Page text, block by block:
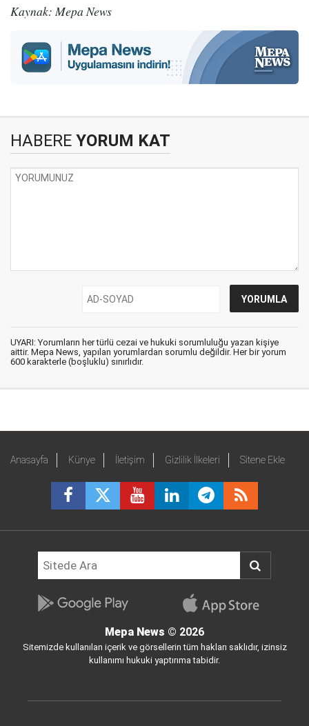
Kaynak: Mepa News
HABERE YORUM KAT
UYARI: Yorumların her türlü cezai ve hukuki sorumluluğu yazan kişiye
aittir. Mepa News, yapılan yorumlardan sorumlu değildir. Her bir yorum
600 karakterle (boşluklu) sınırlıdır.
Anasayfa Künye İletişim Gizlilik İlkeleri Sitene Ekle
Mepa News © 2026
Sitemizde kullanılan içerik ve görsellerin tüm hakları saklıdır, izinsiz
kullanımı hukuki yaptırıma tabidir.